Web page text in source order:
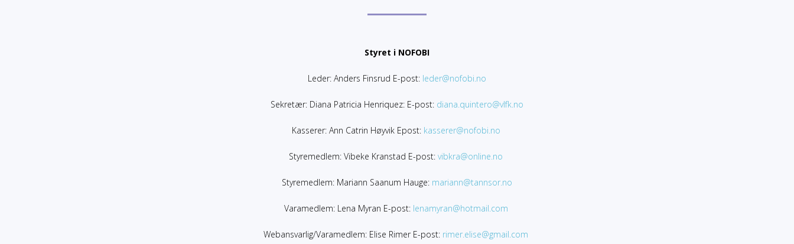
Styret i NOFOBI
Leder: Anders Finsrud E-post: leder@nofobi.no
Sekretær: Diana Patricia Henriquez: E-post: diana.quintero@vlfk.no
Kasserer: Ann Catrin Høyvik Epost: kasserer@nofobi.no
Styremedlem: Vibeke Kranstad E-post: vibkra@online.no
Styremedlem: Mariann Saanum Hauge: mariann@tannsor.no
Varamedlem: Lena Myran E-post:lenamyran@hotmail.com
Webansvarlig/Varamedlem: Elise Rimer E-post: rimer.elise@gmail.com